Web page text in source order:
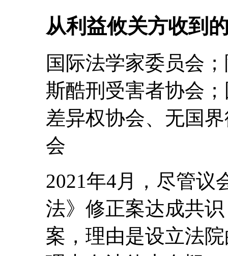
从利益攸关方收到
国际法学家委员会
斯酷刑受害者协会
差异权协会、无国
会
2021年4月，尽管议
法》修正案达成共
案，理由是设立法